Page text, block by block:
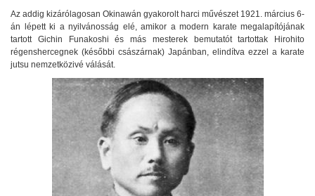
Az addig kizárólagosan Okinawán gyakorolt harci művészet 1921. március 6-
án lépett ki a nyilvánosság elé, amikor a modern karate megalapítójának
tartott Gichin Funakoshi és más mesterek bemutatót tartottak Hirohito
régenshercegnek (későbbi császárnak) Japánban, elindítva ezzel a karate
jutsu nemzetközivé válását.